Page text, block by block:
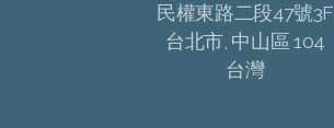
民權東路二段47號3F
台北市, 中山區 104
台灣